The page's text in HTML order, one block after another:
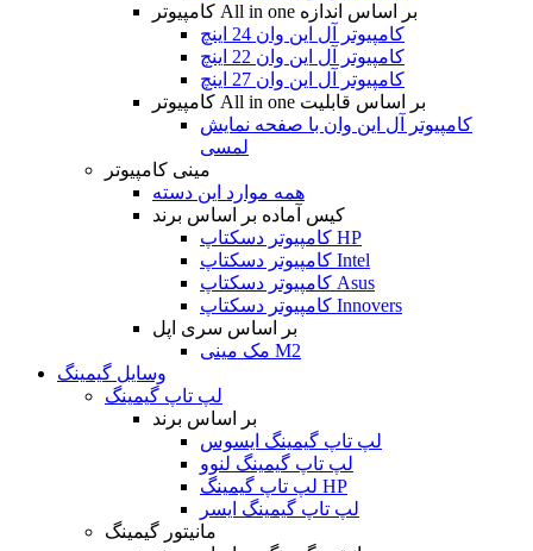
کامپیوتر All in one بر اساس اندازه
کامپیوتر آل این وان 24 اینچ
کامپیوتر آل این وان 22 اینچ
کامپیوتر آل این وان 27 اینچ
کامپیوتر All in one بر اساس قابلیت
کامپیوتر آل این وان با صفحه نمایش
لمسی
مینی کامپیوتر
همه موارد این دسته
کیس آماده بر اساس برند
کامپیوتر دسکتاپ HP
کامپیوتر دسکتاپ Intel
کامپیوتر دسکتاپ Asus
کامپیوتر دسکتاپ Innovers
بر اساس سری اپل
مک مینی M2
وسایل گیمینگ
لپ تاپ گیمینگ
بر اساس برند
لپ تاپ گیمینگ ایسوس
لپ تاپ گیمینگ لنوو
لپ تاپ گیمینگ HP
لپ تاپ گیمینگ ایسر
مانیتور گیمینگ